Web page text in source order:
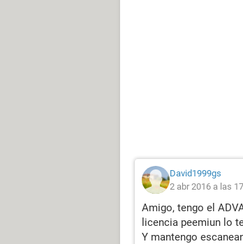
David1999gs
2 abr 2016 a las
Amigo, tengo el
licencia peemiun lo
Y mantengo